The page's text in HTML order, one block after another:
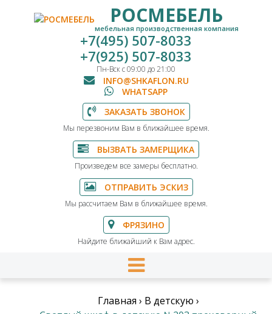
РОСМЕБЕЛЬ
мебельная производственная компания
+7(495) 507-8033
+7(925) 507-8033
Пн-Вск с 09:00 до 21:00
INFO@SHKAFLON.RU
WHATSAPP
ЗАКАЗАТЬ ЗВОНОК
Мы перезвоним Вам в ближайшее время.
ВЫЗВАТЬ ЗАМЕРЩИКА
Произведем все замеры бесплатно.
ОТПРАВИТЬ ЭСКИЗ
Мы рассчитаем Вам в ближайшее время.
ФРЯЗИНО
Найдите ближайший к Вам адрес.
Главная › В детскую ›